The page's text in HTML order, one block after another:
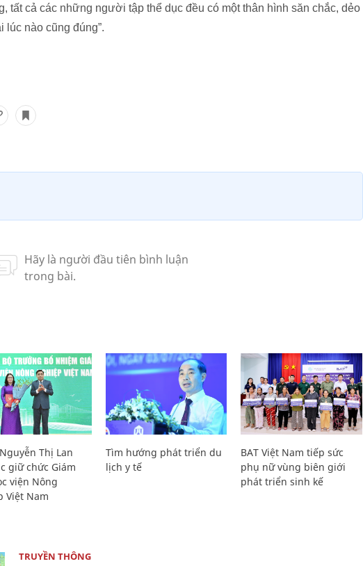
tất cả các những người tập thể dục đều có một thân hình săn chắc, dẻo
lúc nào cũng đúng”.
Nguyễn Thị Lan
giữ chức Giám
viện Nông
Việt Nam
Tìm hướng phát triển du
lịch y tế
BAT Việt Nam tiếp sức
phụ nữ vùng biên giới
phát triển sinh kế
TRUYỀN THÔNG